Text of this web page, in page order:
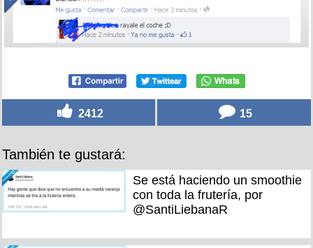
2412 15
También te gustará:
Se está haciendo un smoothie
con toda la frutería, por
@SantiLiebanaR